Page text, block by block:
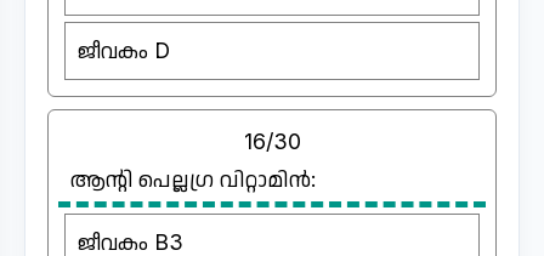
ജീവകം D
16/30
ആന്റി പെല്ലഗ്ര വിറ്റാമിൻ:
ജീവകം B3